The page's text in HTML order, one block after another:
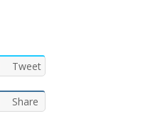
Tweet
Share